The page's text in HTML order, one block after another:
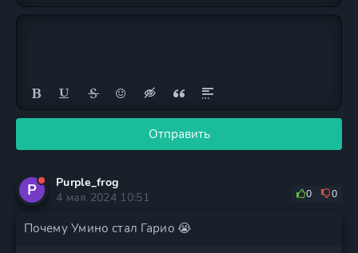
Отправить
P
Purple_frog
4 мая 2024 10:51
0 0
Почему Умино стал Гарио 😭